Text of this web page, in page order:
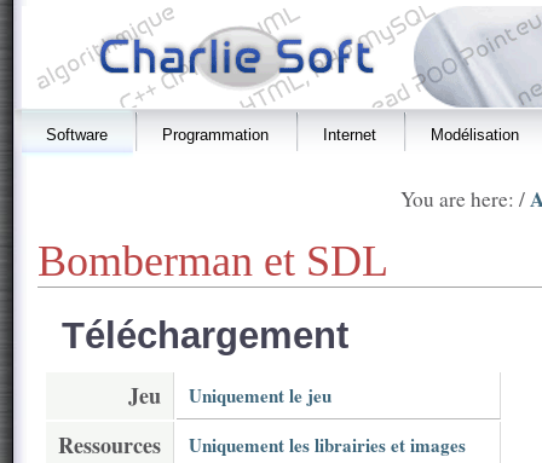
Software Programmation Internet Modélisation
You are here: /
Bomberman et SDL
Téléchargement
Jeu Uniquement le jeu
Ressources Uniquement les librairies et images